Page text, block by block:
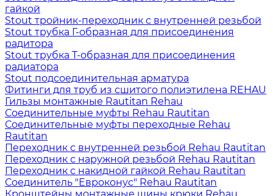
гайкой
Stout тройник-переходник с внутренней резьбой
Stout трубка Г-образная для присоединения
радитора
Stout трубка T-образная для присоединения
радиатора
Stout подсоединительная арматура
Фитинги для труб из сшитого полиэтилена REHAU
Гильзы монтажные Rautitan Rehau
Соединительные муфты Rehau Rautitan
Соединительные муфты переходные Rehau
Rautitan
Переходник с внутренней резьбой Rehau Rautitan
Переходник с наружной резьбой Rehau Rautitan
Переходник с накидной гайкой Rehau Rautitan
Соединитель "Евроконус" Rehau Rautitan